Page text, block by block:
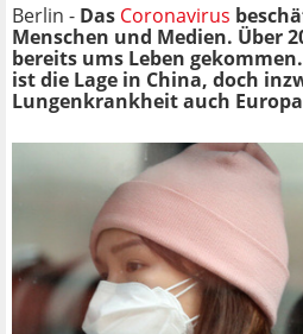
Berlin - Das Coronavirus
Menschen und Medien. Über
bereits ums Leben
ist die Lage in China, doch
Lungenkrankheit auch